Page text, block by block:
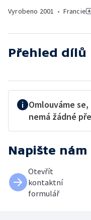
Vyrobeno 2001 • Francie
Přehled dílů
Omlouváme
nemá žádné
Napište nám
Otevřít
kontaktní
formulář